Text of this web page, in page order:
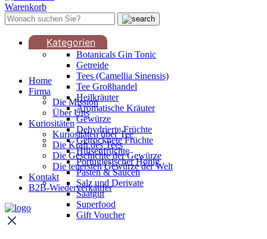
Warenkorb
Kategorien
Botanicals Gin Tonic
Getreide
Tees (Camellia Sinensis)
Tee Großhandel
Heilkräuter
Aromatische Kräuter
Gewürze
Dehydrierte Früchte
Getrocknete Früchte
Hülsenfrüchte
Portugiesischer Honig
Pasten & Saucen
Salz und Derivate
Saatgut
Superfood
Gift Voucher
Home
Firma
Die Mission
Über Uns
Kuriositäten
Kuriositäten über Tee
Die Kraft des Tees
Die Geschichte der Gewürze
Die teuersten Gewürze der Welt
Kontakt
B2B-Wiederverkäufer